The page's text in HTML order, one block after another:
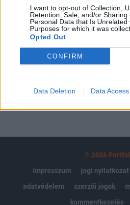
I want to opt-out of Collection,
Retention, Sale, and/or Sharing
Personal Data that Is Unrelated
Purposes for which it was
Opted Out
CONFIRM
Data Deletion Data Access
Kötéslisták: BÉT elmúlt 2 év
kötéslistái
© 2026
impresszum
jogi nyilatkozat
adatvédelem
szerzői jogok
kommentkezelés